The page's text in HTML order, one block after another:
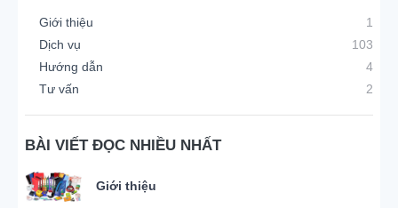
Giới thiệu
1
Dịch vụ
103
Hướng dẫn
4
Tư vấn
2
BÀI VIẾT ĐỌC NHIỀU NHẤT
Giới thiệu